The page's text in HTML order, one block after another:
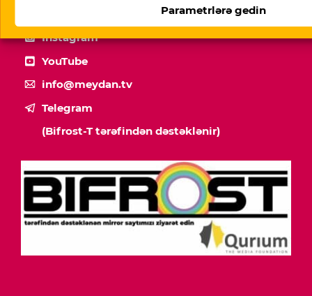
Parametrlərə gedin
Instagram
YouTube
info@meydan.tv
Telegram
(Bifrost-T tərəfindən dəstəklənir)